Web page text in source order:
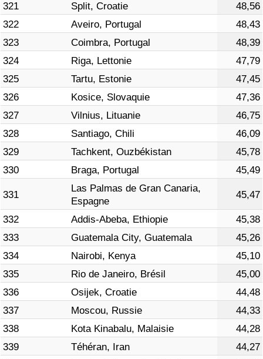
321
Split, Croatie
48,56
322
Aveiro, Portugal
48,43
323
Coimbra, Portugal
48,39
324
Riga, Lettonie
47,79
325
Tartu, Estonie
47,45
326
Kosice, Slovaquie
47,36
327
Vilnius, Lituanie
46,75
328
Santiago, Chili
46,09
329
Tachkent, Ouzbékistan
45,78
330
Braga, Portugal 45,49
331
Las Palmas de Gran Canaria,
Espagne
45,47
332 Addis-Abeba, Ethiopie
45,38
333
Guatemala City, Guatemala
45,26
334
Nairobi, Kenya
45,10
335
Rio de Janeiro, Brésil
45,00
336
Osijek, Croatie
44,48
337
Moscou, Russie
44,33
338
Kota Kinabalu, Malaisie
44,28
339
Téhéran, Iran
44,27